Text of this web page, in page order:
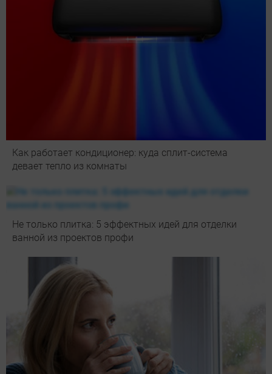
Как работает кондиционер: куда сплит-система
девает тепло из комнаты
Не только плитка: 5 эффектных идей для отделки
ванной из проектов профи